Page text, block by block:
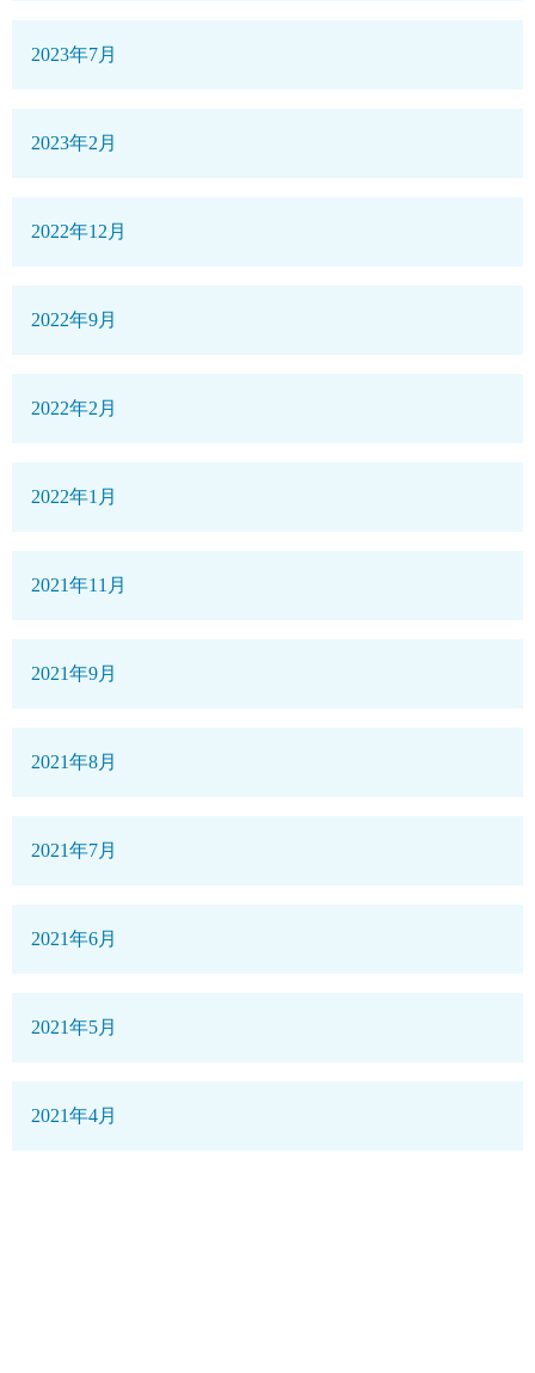
2023年7月
2023年2月
2022年12月
2022年9月
2022年2月
2022年1月
2021年11月
2021年9月
2021年8月
2021年7月
2021年6月
2021年5月
2021年4月